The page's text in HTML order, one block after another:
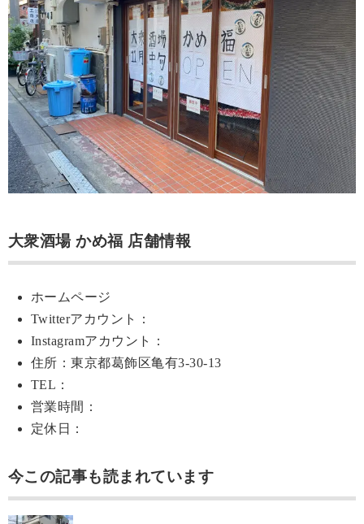
大衆酒場 かめ福 店舗情報
ホームページ
Twitterアカウント：
Instagramアカウント：
住所：東京都葛飾区亀有3-30-13
TEL：
営業時間：
定休日：
今この記事も読まれています